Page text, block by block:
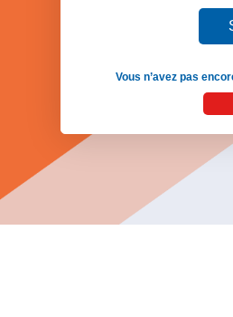
Vous n’avez pas